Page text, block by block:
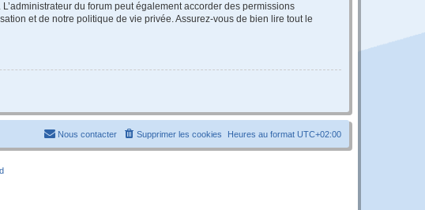
du forum peut également accorder des permissions
et de notre politique de vie privée. Assurez-vous de bien lire tout le
Heures au format UTC+02:00
Supprimer les cookies
Nous contacter